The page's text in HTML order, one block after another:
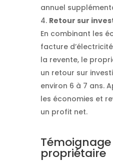
annuel
Retour sur
En combinant les
facture
la revente, le
un retour sur
environ 6 à 7 ans.
les économies et
un profit net.
propriétaire